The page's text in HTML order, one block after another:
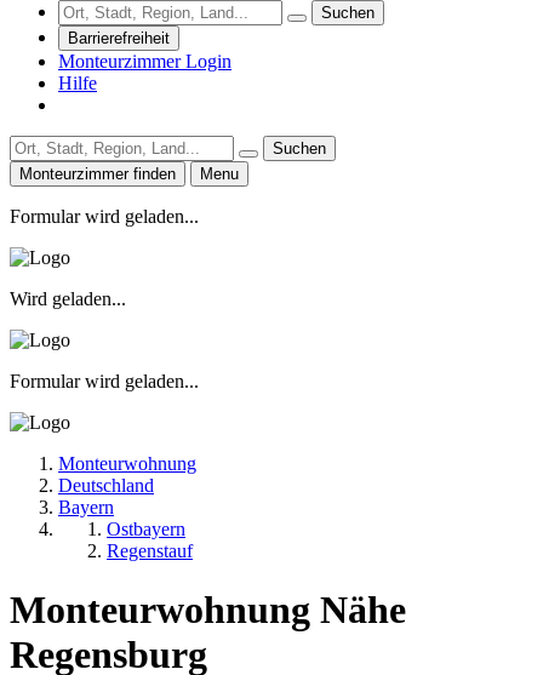
Suchen
Barrierefreiheit
Monteurzimmer Login
Hilfe
Suchen
Monteurzimmer finden
Menu
Formular wird geladen...
Wird geladen...
Formular wird geladen...
Monteurwohnung
Deutschland
Bayern
Ostbayern
Regenstauf
Monteurwohnung Nähe
Regensburg